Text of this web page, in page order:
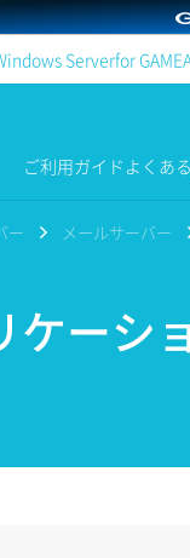
Serverfor GAME
ご利用ガイド よくあ
ー メールサーバー
ーシ